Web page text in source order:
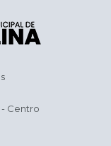
- Centro